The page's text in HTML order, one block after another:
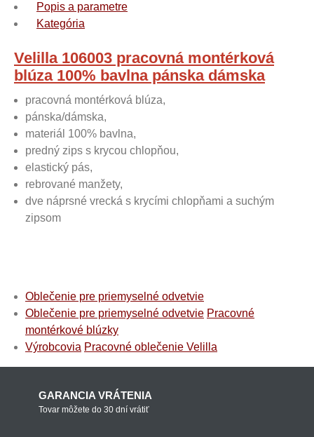
Popis a parametre
Kategória
Velilla 106003 pracovná montérková
blúza 100% bavlna pánska dámska
pracovná montérková blúza,
pánska/dámska,
materiál 100% bavlna,
predný zips s krycou chlopňou,
elastický pás,
rebrované manžety,
dve náprsné vrecká s krycími chlopňami a suchým
zipsom
Oblečenie pre priemyselné odvetvie
Oblečenie pre priemyselné odvetvie Pracovné
montérkové blúzky
Výrobcovia Pracovné oblečenie Velilla
GARANCIA VRÁTENIA
Tovar môžete do 30 dní vrátiť